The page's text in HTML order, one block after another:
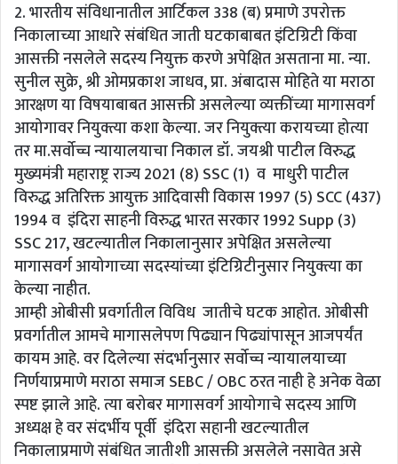
2. भारतीय संविधानातील आर्टिकल 338 (ब) प्रमाणे उपरोक्त
निकालाच्या आधारे संबंधित जाती घटकाबाबत इंटिग्रिटी किंवा
आसक्ती नसलेले सदस्य नियुक्त करणे अपेक्षित असताना मा. न्या.
सुनील सुक्रे, श्री ओमप्रकाश जाधव, प्रा. अंबादास मोहिते या मराठा
आरक्षण या विषयाबाबत आसक्ती असलेल्या व्यक्तींच्या मागासवर्ग
आयोगावर नियुक्त्या कशा केल्या. जर नियुक्त्या करायच्या होत्या
तर मा.सर्वोच्च न्यायालयाचा निकाल डॉ. जयश्री पाटील विरुद्ध
मुख्यमंत्री महाराष्ट्र राज्य 2021 (8) SSC (1) व माधुरी पाटील
विरुद्ध अतिरिक्त आयुक्त आदिवासी विकास 1997 (5) SCC (437)
1994 व इंदिरा साहनी विरुद्ध भारत सरकार 1992 Supp (3)
SSC 217, खटल्यातील निकालानुसार अपेक्षित असलेल्या
मागासवर्ग आयोगाच्या सदस्यांच्या इंटिग्रिटीनुसार नियुक्त्या का
केल्या नाहीत.
आम्ही ओबीसी प्रवर्गातील विविध जातीचे घटक आहोत. ओबीसी
प्रवर्गातील आमचे मागासलेपण पिढ्यान पिढ्यांपासून आजपर्यंत
कायम आहे. वर दिलेल्या संदर्भानुसार सर्वोच्च न्यायालयाच्या
निर्णयाप्रमाणे मराठा समाज SEBC / OBC ठरत नाही हे अनेक वेळा
स्पष्ट झाले आहे. त्या बरोबर मागासवर्ग आयोगाचे सदस्य आणि
अध्यक्ष हे वर संदर्भीय पूर्वी इंदिरा सहानी खटल्यातील
निकालाप्रमाणे संबंधित जातीशी आसक्ती असलेले नसावेत असे